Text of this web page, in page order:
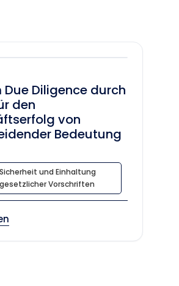
Diligence durch
den
von
Bedeutung
Sicherheit und Einhaltung
gesetzlicher Vorschriften